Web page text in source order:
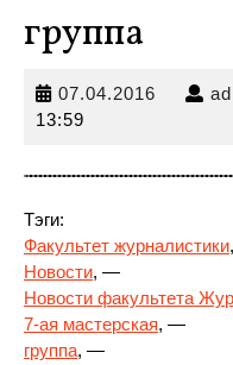
группа
07.04.2016
13:59
Тэги:
Факультет журналистики
Новости, —
Новости факультета
7-ая мастерская, —
группа, —